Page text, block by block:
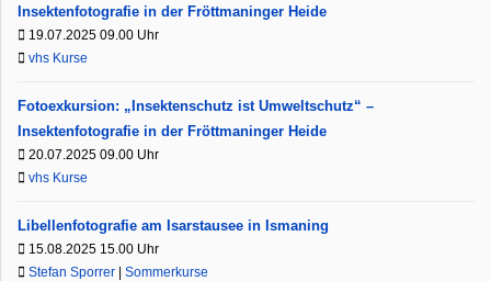
Insektenfotografie in der Fröttmaninger Heide
19.07.2025 09.00 Uhr
vhs Kurse
Fotoexkursion: „Insektenschutz ist Umweltschutz“ –
Insektenfotografie in der Fröttmaninger Heide
20.07.2025 09.00 Uhr
vhs Kurse
Libellenfotografie am Isarstausee in Ismaning
15.08.2025 15.00 Uhr
Stefan Sporrer
Sommerkurse